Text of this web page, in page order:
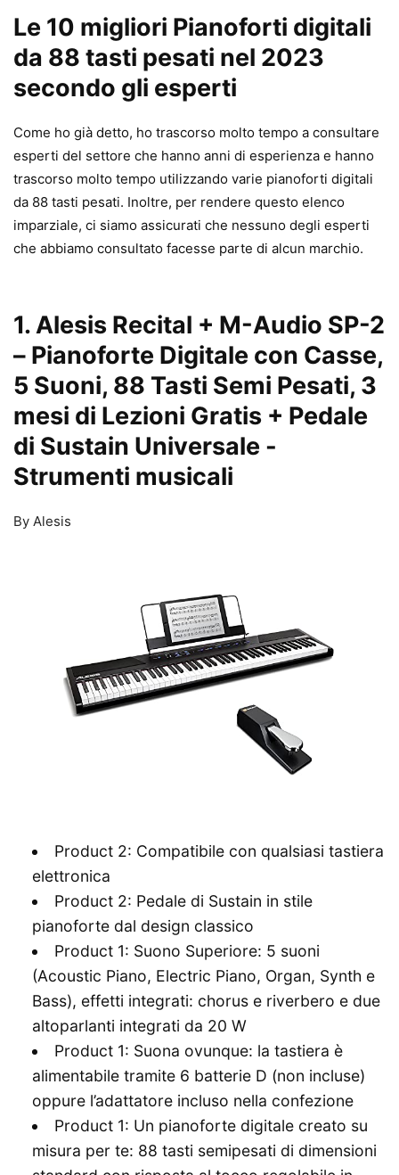
Le 10 migliori Pianoforti digitali
da 88 tasti pesati nel 2023
secondo gli esperti
Come ho già detto, ho trascorso molto tempo a consultare
esperti del settore che hanno anni di esperienza e hanno
trascorso molto tempo utilizzando varie pianoforti digitali
da 88 tasti pesati. Inoltre, per rendere questo elenco
imparziale, ci siamo assicurati che nessuno degli esperti
che abbiamo consultato facesse parte di alcun marchio.
1. Alesis Recital + M-Audio SP-2
– Pianoforte Digitale con Casse,
5 Suoni, 88 Tasti Semi Pesati, 3
mesi di Lezioni Gratis + Pedale
di Sustain Universale -
Strumenti musicali
By Alesis
Product 2: Compatibile con qualsiasi tastiera
elettronica
Product 2: Pedale di Sustain in stile
pianoforte dal design classico
Product 1: Suono Superiore: 5 suoni
(Acoustic Piano, Electric Piano, Organ, Synth e
Bass), effetti integrati: chorus e riverbero e due
altoparlanti integrati da 20 W
Product 1: Suona ovunque: la tastiera è
alimentabile tramite 6 batterie D (non incluse)
oppure l’adattatore incluso nella confezione
Product 1: Un pianoforte digitale creato su
misura per te: 88 tasti semipesati di dimensioni